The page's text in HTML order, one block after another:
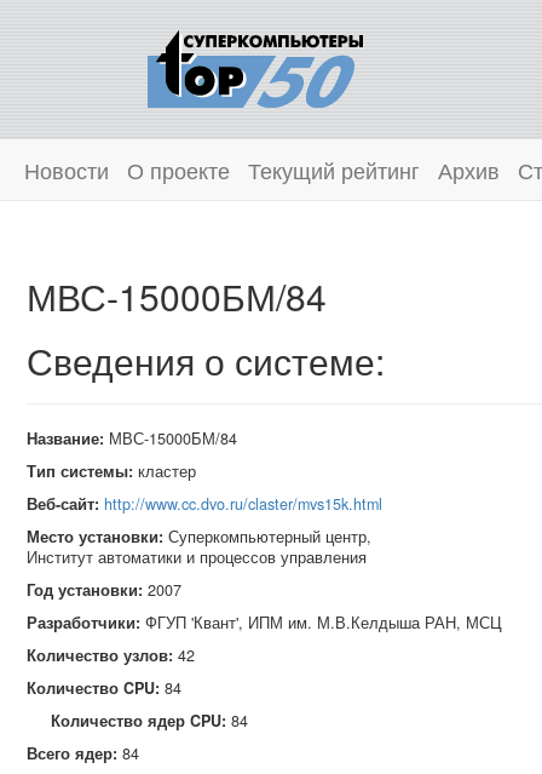
Новости О проекте Текущий рейтинг Архив
МВС-15000БМ/84
Сведения о системе:
Название: МВС-15000БМ/84
Тип системы: кластер
Веб-сайт: http://www.cc.dvo.ru/claster/mvs15k.html
Место установки: Суперкомпьютерный центр,
Институт автоматики и процессов управления
Год установки: 2007
Разработчики: ФГУП 'Квант', ИПМ им. М.В.Келдыша РАН, МСЦ
Количество узлов: 42
Количество CPU: 84
Количество ядер CPU: 84
Всего ядер: 84